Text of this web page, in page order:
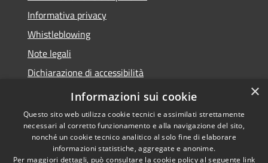
Informativa privacy
Whistleblowing
Note legali
Dichiarazione di accessibilità
Piano di miglioramento
Copyright © 2026 • Comune di
×
Informazioni sui cookie
Questo sito web utilizza cookie tecnici e assimilati strettamente
necessari al corretto funzionamento e alla navigazione del sito,
nonché un cookie tecnico analitico al solo fine di elaborare
informazioni statistiche, aggregate e anonime.
Per maggiori dettagli, può consultare la cookie policy al seguente link